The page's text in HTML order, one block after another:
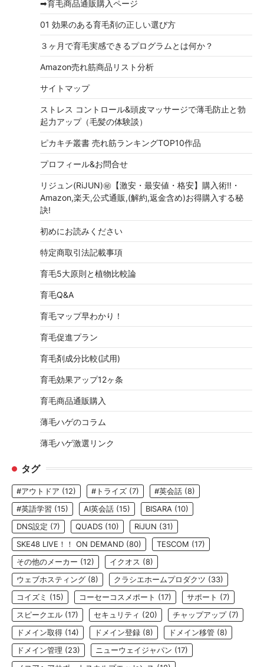
➡育毛商品通販購入ページ
01 効果のある育毛剤の正しい選び方
３ヶ月で育毛実感できるプログラムとは何か？
Amazon売れ筋商品リスト分析
サイトマップ
ストレス コントロール&頭皮マッサージで薄毛防止と勃
起力アップ（毛髪の体験談）
ピカキチ叢書 売れ筋ランキングTOP10作品
プロフィール&お問合せ
リジュン(RiJUN)㊙【激安・最安値・格安】購入術!!・
Amazon,楽天,公式通販,(解約,返金含め)お得購入する秘
訣!
初めにお読みください
特定商取引法記載事項
育毛5大原則と植物比較論
育毛Q&A
育毛マップ早わかり！
育毛促進プラン
育毛剤成分比較(試用)
育毛効果アップ12ヶ条
育毛商品通販購入
薄毛ハゲのコラム
薄毛ハゲ激選リンク
タグ
#アウトドア (12) #トライズ (7) #英会話 (8)
#英語学習 (15) AI英会話 (15) BISARA (10)
DNS設定 (7) QUADS (10) RiJUN (31)
SKE48 LIVE！！ ON DEMAND (80) TESCOM (17)
その他のメーカー (12) イクオス (8)
ウェブホスティング (8) クラシエホームプロダクツ (33)
コイズミ (15) コーセーコスメポート (17) サポート (7)
スピークエル (17) セキュリティ (20) チャップアップ(7)
ドメイン取得 (14) ドメイン登録 (8) ドメイン移管 (8)
ドメイン管理 (23) ニューウェイジャパン (17)